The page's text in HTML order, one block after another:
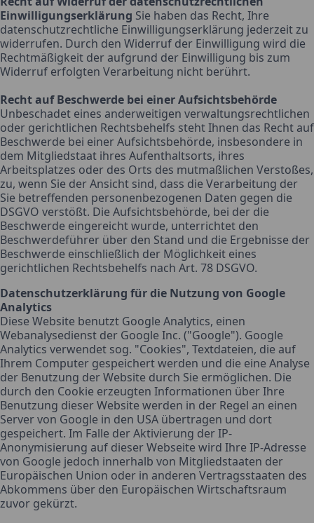
Einwilligungserklärung Sie haben das Recht, Ihre
datenschutzrechtliche Einwilligungserklärung jederzeit zu
widerrufen. Durch den Widerruf der Einwilligung wird die
Rechtmäßigkeit der aufgrund der Einwilligung bis zum
Widerruf erfolgten Verarbeitung nicht berührt.
Recht auf Beschwerde bei einer Aufsichtsbehörde
Unbeschadet eines anderweitigen verwaltungsrechtlichen
oder gerichtlichen Rechtsbehelfs steht Ihnen das Recht auf
Beschwerde bei einer Aufsichtsbehörde, insbesondere in
dem Mitgliedstaat ihres Aufenthaltsorts, ihres
Arbeitsplatzes oder des Orts des mutmaßlichen Verstoßes,
zu, wenn Sie der Ansicht sind, dass die Verarbeitung der
Sie betreffenden personenbezogenen Daten gegen die
DSGVO verstößt. Die Aufsichtsbehörde, bei der die
Beschwerde eingereicht wurde, unterrichtet den
Beschwerdeführer über den Stand und die Ergebnisse der
Beschwerde einschließlich der Möglichkeit eines
gerichtlichen Rechtsbehelfs nach Art. 78 DSGVO.
Datenschutzerklärung für die Nutzung von Google
Analytics
Diese Website benutzt Google Analytics, einen
Webanalysedienst der Google Inc. ("Google"). Google
Analytics verwendet sog. "Cookies", Textdateien, die auf
Ihrem Computer gespeichert werden und die eine Analyse
der Benutzung der Website durch Sie ermöglichen. Die
durch den Cookie erzeugten Informationen über Ihre
Benutzung dieser Website werden in der Regel an einen
Server von Google in den USA übertragen und dort
gespeichert. Im Falle der Aktivierung der IP-
Anonymisierung auf dieser Webseite wird Ihre IP-Adresse
von Google jedoch innerhalb von Mitgliedstaaten der
Europäischen Union oder in anderen Vertragsstaaten des
Abkommens über den Europäischen Wirtschaftsraum
zuvor gekürzt.